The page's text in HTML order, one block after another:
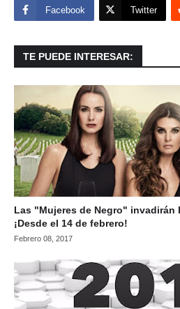
Facebook Twitter
TE PUEDE INTERESAR:
Las "Mujeres de Negro" invadirán
¡Desde el 14 de febrero!
Febrero 08, 2017